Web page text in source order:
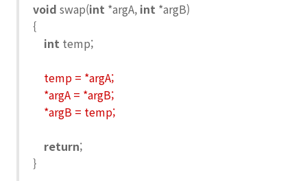
void swap(int *argA, int *argB)
{
int temp;
temp = *argA;
*argA = *argB;
*argB = temp;
return;
}